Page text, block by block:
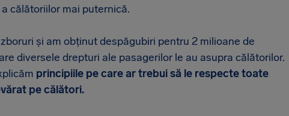
călătoriilor mai puternică.
și am obținut despăgubiri pentru 2 milioane de
diversele drepturi ale pasagerilor le au asupra călătorilor.
principiile pe care ar trebui să le respecte toate
pe călători.